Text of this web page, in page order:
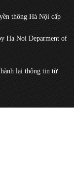
thông Hà Nội cấp
Ha Noi Deparment of
lại thông tin từ